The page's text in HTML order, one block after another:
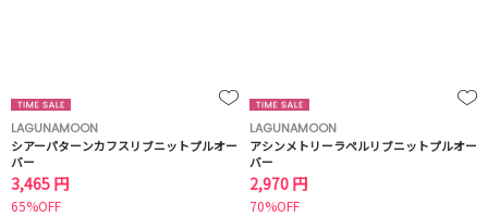
LAGUNAMOON
シアーパターンカフスリブニットプルオー
バー
3,465 円
65%OFF
LAGUNAMOON
アシンメトリーラペルリブニットプルオー
バー
2,970 円
70%OFF